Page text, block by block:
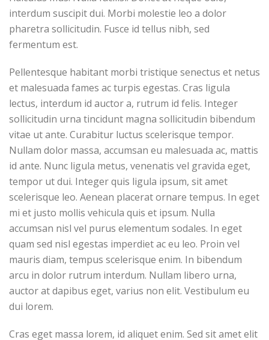
interdum suscipit dui. Morbi molestie leo a dolor
pharetra sollicitudin. Fusce id tellus nibh, sed
fermentum est.
Pellentesque habitant morbi tristique senectus et netus
et malesuada fames ac turpis egestas. Cras ligula
lectus, interdum id auctor a, rutrum id felis. Integer
sollicitudin urna tincidunt magna sollicitudin bibendum
vitae ut ante. Curabitur luctus scelerisque tempor.
Nullam dolor massa, accumsan eu malesuada ac, mattis
id ante. Nunc ligula metus, venenatis vel gravida eget,
tempor ut dui. Integer quis ligula ipsum, sit amet
scelerisque leo. Aenean placerat ornare tempus. In eget
mi et justo mollis vehicula quis et ipsum. Nulla
accumsan nisl vel purus elementum sodales. In eget
quam sed nisl egestas imperdiet ac eu leo. Proin vel
mauris diam, tempus scelerisque enim. In bibendum
arcu in dolor rutrum interdum. Nullam libero urna,
auctor at dapibus eget, varius non elit. Vestibulum eu
dui lorem.
Cras eget massa lorem, id aliquet enim. Sed sit amet elit